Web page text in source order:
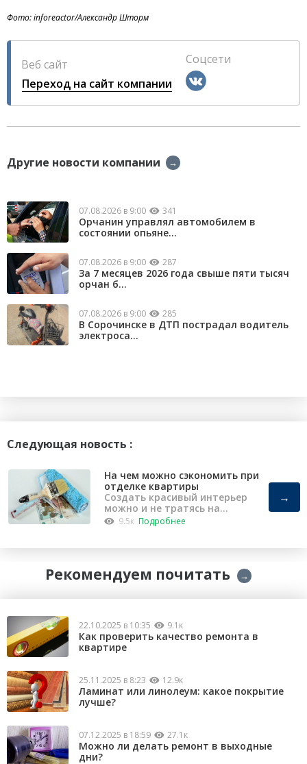
Фото: inforeactor/Александр Шторм
Веб сайт
Переход на сайт компании
Соцсети
Другие новости компании →
07.08.2026 в 9:00 341
Орчанин управлял автомобилем в
состоянии опьяне...
07.08.2026 в 9:00 287
За 7 месяцев 2026 года свыше пяти тысяч
орчан б...
07.08.2026 в 9:00 285
В Сорочинске в ДТП пострадал водитель
электроса...
Следующая новость :
На чем можно сэкономить при
отделке квартиры
Создать красивый интерьер
можно и не тратясь на
капремонт
9.5к Подробнее
→
Рекомендуем почитать →
22.10.2025 в 10:35 9.1к
Как проверить качество ремонта в
квартире
25.11.2025 в 8:23 12.9к
Ламинат или линолеум: какое покрытие
лучше?
07.12.2025 в 18:59 27.1к
Можно ли делать ремонт в выходные
дни?